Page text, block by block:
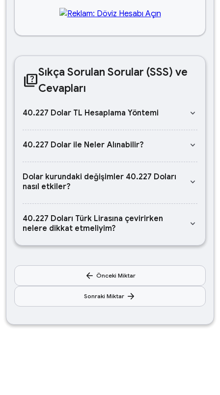
quizSıkça Sorulan Sorular (SSS) ve
Cevapları
40.227 Dolar TL Hesaplama Yöntemi keyboard_arrow_down
40.227 Dolar ile Neler Alınabilir? keyboard_arrow_down
Dolar kurundaki değişimler 40.227 Doları
nasıl etkiler?
keyboard_arrow_down
40.227 Doları Türk Lirasına çevirirken
nelere dikkat etmeliyim?
keyboard_arrow_down
arrow_back Önceki Miktar
Sonraki Miktar arrow_forward